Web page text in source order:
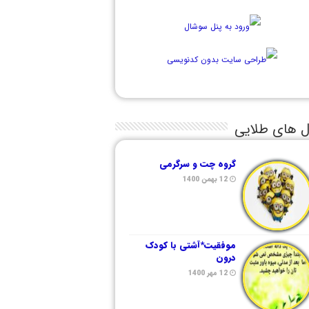
های طلایی
گروه چت و سرگرمی
12 بهمن 1400
موفقیت*آشتی با کودک
درون
12 مهر 1400